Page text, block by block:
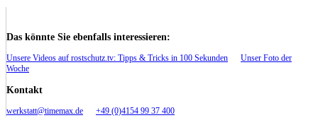
Das könnte Sie ebenfalls interessieren:
Unsere Videos auf rostschutz.tv: Tipps & Tricks in 100 Sekunden
Unser Foto der
Woche
Kontakt
werkstatt@timemax.de +49 (0)4154 99 37 400